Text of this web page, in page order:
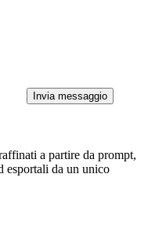
Invia messaggio
a partire da prompt,
esportali da un unico